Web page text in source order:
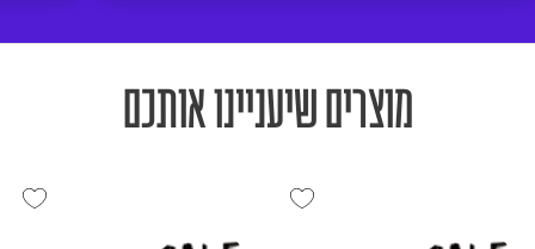
מוצרים שיעניינו אותכם